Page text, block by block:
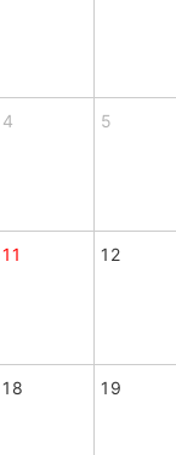
4 5
11 12
18 19